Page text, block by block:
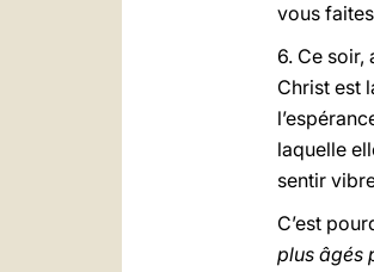
vous
6. Ce soir,
Christ est
laquelle
sentir
C’est
plus âgés